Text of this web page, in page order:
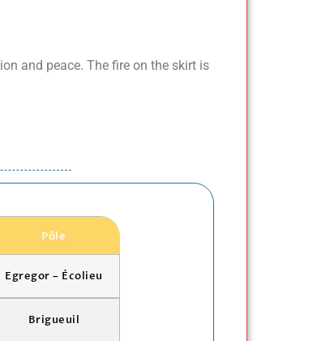
and peace. The fire on the skirt is
Pôle
Egregor – Écolieu
Brigueuil